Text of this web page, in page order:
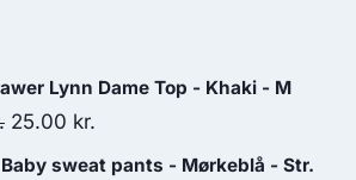
Lynn Dame Top - Khaki - M
Original
price
25.00 kr.
price
Baby sweat pants - Mørkeblå - Str.